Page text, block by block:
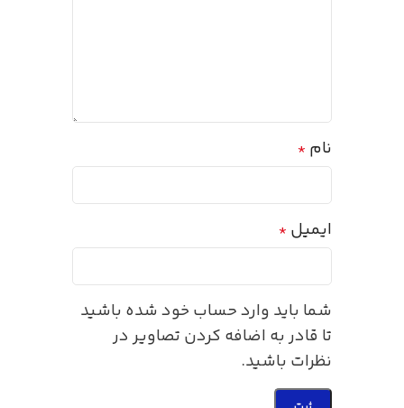
نام *
ایمیل *
شما باید وارد حساب خود شده باشید
تا قادر به اضافه کردن تصاویر در
نظرات باشید.